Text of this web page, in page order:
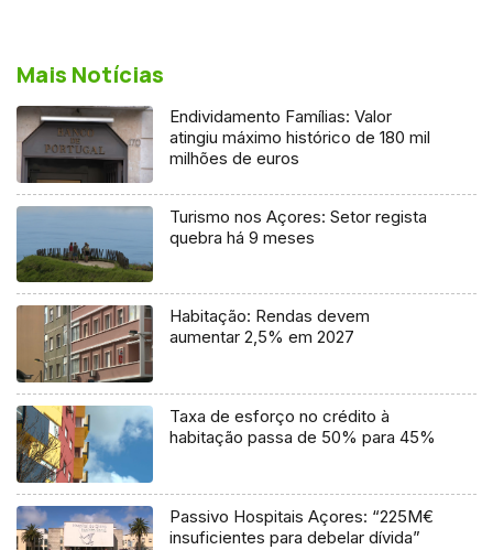
Mais Notícias
Endividamento Famílias: Valor
atingiu máximo histórico de 180 mil
milhões de euros
Turismo nos Açores: Setor regista
quebra há 9 meses
Habitação: Rendas devem
aumentar 2,5% em 2027
Taxa de esforço no crédito à
habitação passa de 50% para 45%
Passivo Hospitais Açores: “225M€
insuficientes para debelar dívida”